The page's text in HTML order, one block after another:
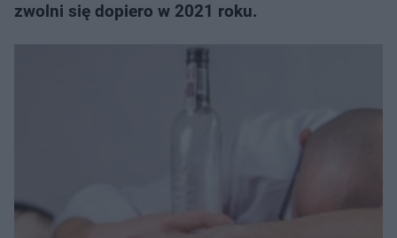
zwolni się dopiero w 2021 roku.